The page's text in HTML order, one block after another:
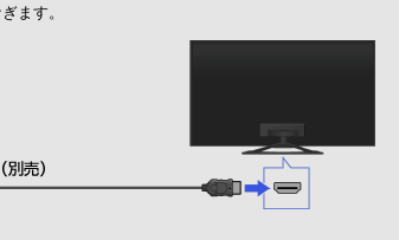
ます。